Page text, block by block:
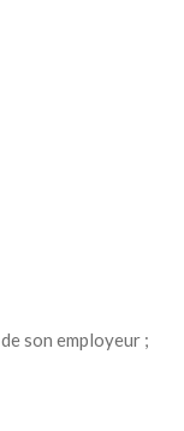
son employeur ;